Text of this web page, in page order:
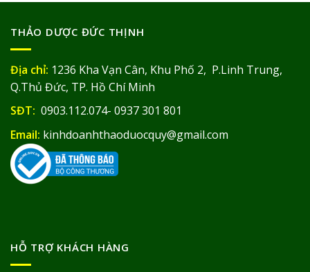
THẢO DƯỢC ĐỨC THỊNH
Địa chỉ: 1236 Kha Vạn Cân, Khu Phố 2, P.Linh Trung,
Q.Thủ Đức, TP. Hồ Chí Minh
SĐT: 0903.112.074- 0937 301 801
Email: kinhdoanhthaoduocquy@gmail.com
HỖ TRỢ KHÁCH HÀNG